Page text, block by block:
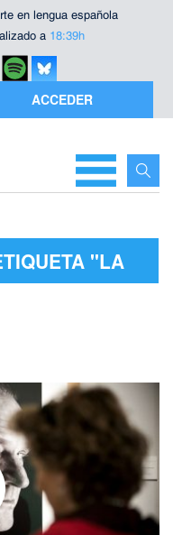
en lengua española
a 18:39h
ACCEDER
"LA